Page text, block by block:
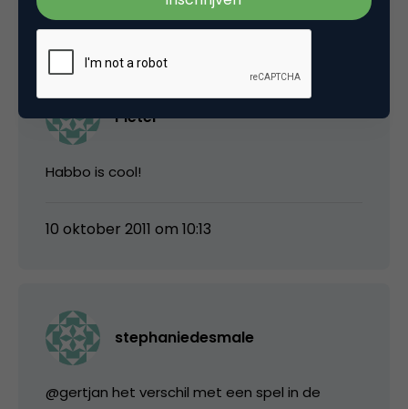
10 oktober 2011 om 06:27
Pieter
Habbo is cool!
10 oktober 2011 om 10:13
stephaniedesmale
@gertjan het verschil met een spel in de